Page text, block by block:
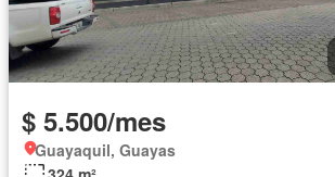
$ 5.500/mes
Guayaquil, Guayas